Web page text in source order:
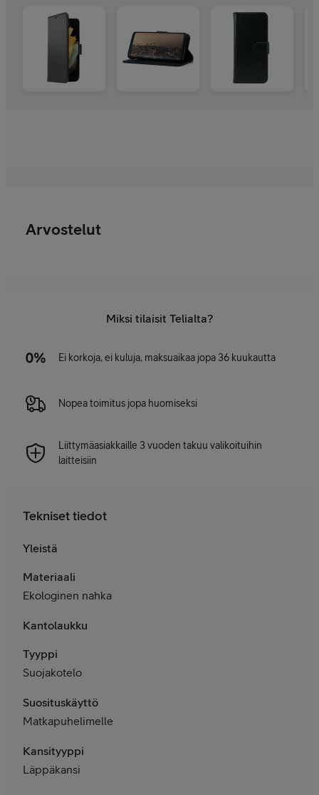
Arvostelut
Miksi tilaisit Telialta?
Ei korkoja, ei kuluja, maksuaikaa jopa 36 kuukautta
Nopea toimitus jopa huomiseksi
Liittymäasiakkaille 3 vuoden takuu valikoituihin
laitteisiin
Tekniset tiedot
Yleistä
Materiaali
Ekologinen nahka
Kantolaukku
Tyyppi
Suojakotelo
Suosituskäyttö
Matkapuhelimelle
Kansityyppi
Läppäkansi